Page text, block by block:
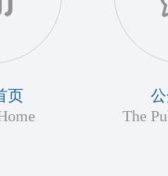
页
The